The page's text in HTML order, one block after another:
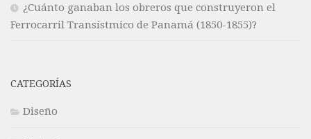
¿Cuánto ganaban los obreros que construyeron el
Ferrocarril Transístmico de Panamá (1850-1855)?
CATEGORÍAS
Diseño